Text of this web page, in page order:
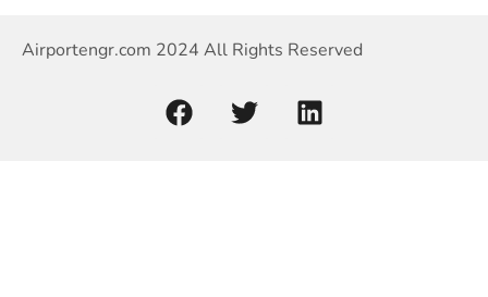
Airportengr.com 2024 All Rights Reserved